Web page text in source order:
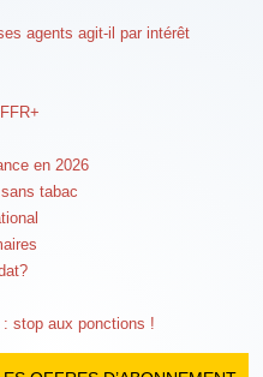
agents agit-il par intérêt
en 2026
tabac
: stop aux ponctions !